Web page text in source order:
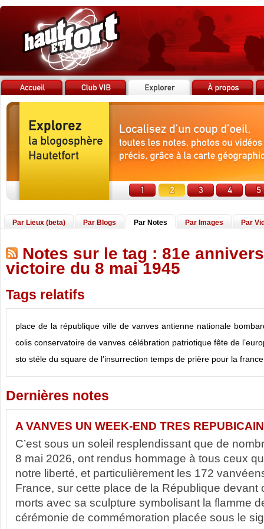
Par Lieux (beta) Par Blogs Par Notes Par Images Par
Notes sur le tag : 81e
victoire du 8 mai 1945
Tags relatifs
place de la république ville de vanves antienne nationale
colis conservatoire de vanves célébration patriotique fête de
sto stéle du square de l’insurrection temps de prière pour la france
Dernières notes
A VANVES UN WEEK-END TRES REPUBICAIN
C’est sous un soleil resplendissant que de
8 mai 2026, ont rendus hommage à tous ceux
notre liberté, et particulièrement les 172
France, sur cette place de la République devant
morts avec sa sculpture symbolisant la flamme
cérémonie de commémoration placée sous le